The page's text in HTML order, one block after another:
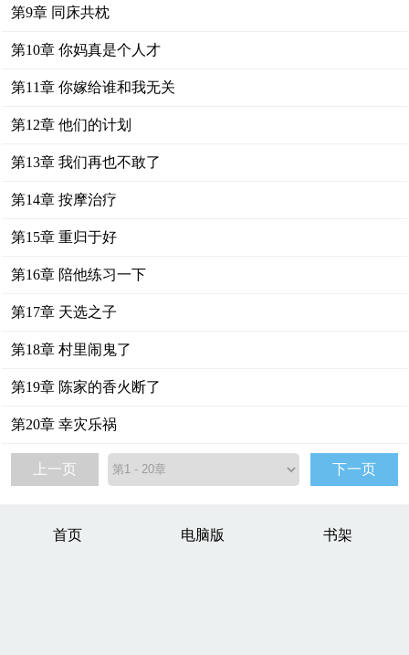
第9章 同床共枕
第10章 你妈真是个人才
第11章 你嫁给谁和我无关
第12章 他们的计划
第13章 我们再也不敢了
第14章 按摩治疗
第15章 重归于好
第16章 陪他练习一下
第17章 天选之子
第18章 村里闹鬼了
第19章 陈家的香火断了
第20章 幸灾乐祸
上一页 下一页
首页 电脑版 书架